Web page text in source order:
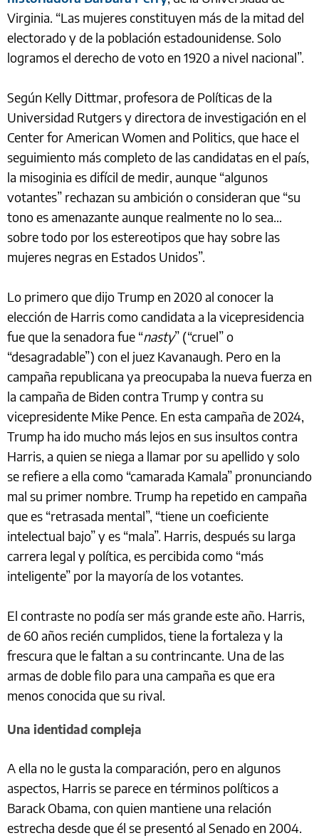
Virginia. “Las mujeres constituyen más de la mitad del
electorado y de la población estadounidense. Solo
logramos el derecho de voto en 1920 a nivel nacional”.
Según Kelly Dittmar, profesora de Políticas de la
Universidad Rutgers y directora de investigación en el
Center for American Women and Politics, que hace el
seguimiento más completo de las candidatas en el país,
la misoginia es difícil de medir, aunque “algunos
votantes” rechazan su ambición o consideran que “su
tono es amenazante aunque realmente no lo sea…
sobre todo por los estereotipos que hay sobre las
mujeres negras en Estados Unidos”.
Lo primero que dijo Trump en 2020 al conocer la
elección de Harris como candidata a la vicepresidencia
fue que la senadora fue “nasty” (“cruel” o
“desagradable”) con el juez Kavanaugh. Pero en la
campaña republicana ya preocupaba la nueva fuerza en
la campaña de Biden contra Trump y contra su
vicepresidente Mike Pence. En esta campaña de 2024,
Trump ha ido mucho más lejos en sus insultos contra
Harris, a quien se niega a llamar por su apellido y solo
se refiere a ella como “camarada Kamala” pronunciando
mal su primer nombre. Trump ha repetido en campaña
que es “retrasada mental”, “tiene un coeficiente
intelectual bajo” y es “mala”. Harris, después su larga
carrera legal y política, es percibida como “más
inteligente” por la mayoría de los votantes.
El contraste no podía ser más grande este año. Harris,
de 60 años recién cumplidos, tiene la fortaleza y la
frescura que le faltan a su contrincante. Una de las
armas de doble filo para una campaña es que era
menos conocida que su rival.
Una identidad compleja
A ella no le gusta la comparación, pero en algunos
aspectos, Harris se parece en términos políticos a
Barack Obama, con quien mantiene una relación
estrecha desde que él se presentó al Senado en 2004.